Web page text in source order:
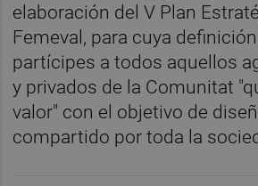
elaboración del V Plan
Femeval, para cuya
partícipes a todos aquellos
y privados de la Comunitat
valor" con el objetivo de
compartido por toda la